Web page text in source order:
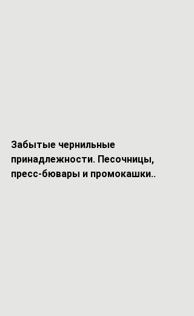
Забытые чернильные
принадлежности. Песочницы,
пресс-бювары и промокашки..